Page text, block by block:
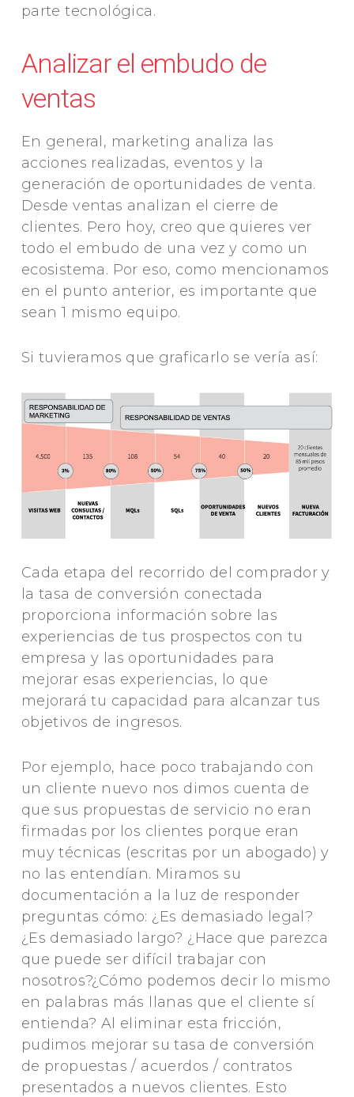
parte tecnológica.
Analizar el embudo de
ventas
En general, marketing analiza las
acciones realizadas, eventos y la
generación de oportunidades de venta.
Desde ventas analizan el cierre de
clientes. Pero hoy, creo que quieres ver
todo el embudo de una vez y como un
ecosistema. Por eso, como mencionamos
en el punto anterior, es importante que
sean 1 mismo equipo.
Si tuvieramos que graficarlo se vería así:
Cada etapa del recorrido del comprador y
la tasa de conversión conectada
proporciona información sobre las
experiencias de tus prospectos con tu
empresa y las oportunidades para
mejorar esas experiencias, lo que
mejorará tu capacidad para alcanzar tus
objetivos de ingresos.
Por ejemplo, hace poco trabajando con
un cliente nuevo nos dimos cuenta de
que sus propuestas de servicio no eran
firmadas por los clientes porque eran
muy técnicas (escritas por un abogado) y
no las entendían. Miramos su
documentación a la luz de responder
preguntas cómo: ¿Es demasiado legal?
¿Es demasiado largo? ¿Hace que parezca
que puede ser difícil trabajar con
nosotros?¿Cómo podemos decir lo mismo
en palabras más llanas que el cliente sí
entienda? Al eliminar esta fricción,
pudimos mejorar su tasa de conversión
de propuestas / acuerdos / contratos
presentados a nuevos clientes. Esto